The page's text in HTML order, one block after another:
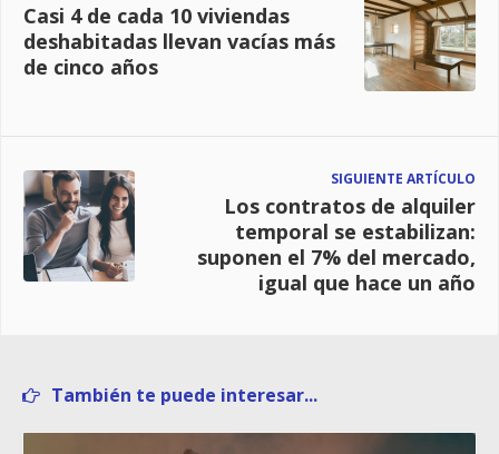
Casi 4 de cada 10 viviendas
deshabitadas llevan vacías más
de cinco años
SIGUIENTE ARTÍCULO
Los contratos de alquiler
temporal se estabilizan:
suponen el 7% del mercado,
igual que hace un año
También te puede interesar...